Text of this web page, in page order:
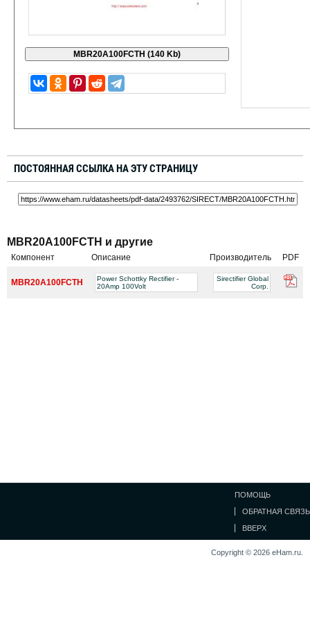
ПОСТОЯННАЯ ССЫЛКА НА ЭТУ СТРАНИЦУ
MBR20A100FCTH и другие
Компонент Описание Производитель PDF
MBR20A100FCTH
Power Schottky Rectifier -
20Amp 100Volt
Sirectifier Global
Corp.
ПОМОЩЬ
ОБРАТНАЯ СВЯЗЬ
ВВЕРХ
Copyright © 2026 eHam.ru.